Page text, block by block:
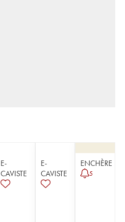
E-
CAVISTE
E-
CAVISTE
ENCHÈRE
5